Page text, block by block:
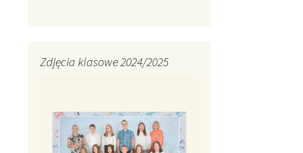
Zdjęcia klasowe 2024/2025